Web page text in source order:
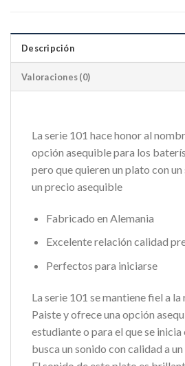
Descripción
Valoraciones (0)
La serie 101 hace honor al
opción asequible para los
pero que quieren un plato con
un precio asequible
Fabricado en Alemania
Excelente relación calidad
Perfectos para iniciarse
La serie 101 se mantiene fiel a
Paiste y ofrece una opción
estudiante o para el que se inicia
busca un sonido con calidad a